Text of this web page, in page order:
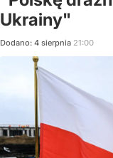
Ukrainy"
Dodano: 4 sierpnia 21:00